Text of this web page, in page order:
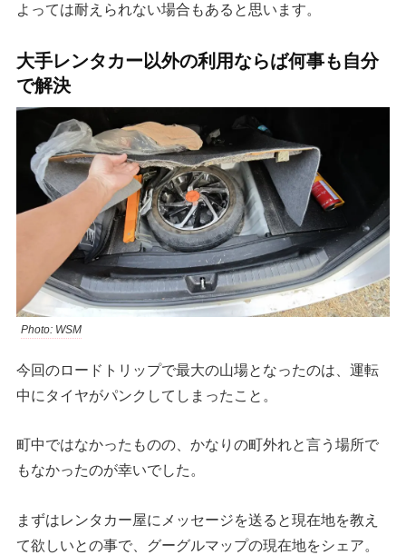
よっては耐えられない場合もあると思います。
大手レンタカー以外の利用ならば何事も自分
で解決
Photo: WSM
今回のロードトリップで最大の山場となったのは、運転
中にタイヤがパンクしてしまったこと。
町中ではなかったものの、かなりの町外れと言う場所で
もなかったのが幸いでした。
まずはレンタカー屋にメッセージを送ると現在地を教え
て欲しいとの事で、グーグルマップの現在地をシェア。